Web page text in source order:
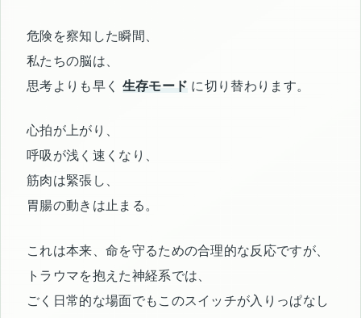
危険を察知した瞬間、
私たちの脳は、
思考よりも早く 生存モード に切り替わります。
心拍が上がり、
呼吸が浅く速くなり、
筋肉は緊張し、
胃腸の動きは止まる。
これは本来、命を守るための合理的な反応ですが、
トラウマを抱えた神経系では、
ごく日常的な場面でもこのスイッチが入りっぱなし